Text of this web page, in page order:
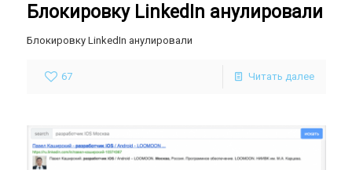
Блокировку LinkedIn анулировали
Блокировку LinkedIn анулировали
67 Читать далее